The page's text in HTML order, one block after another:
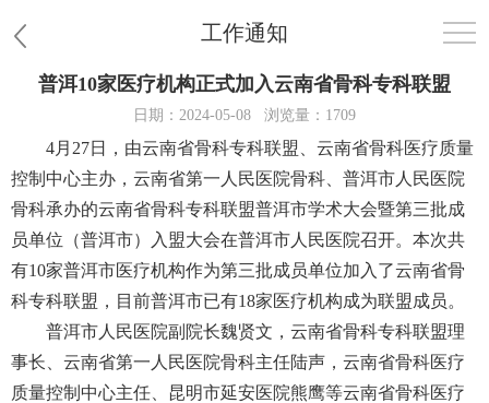
工作通知
首页
医院概况
患者服务
党群工作
护理园地
新闻中心
普洱10家医疗机构正式加入云南省骨科专科联盟
日期：2024-05-08 浏览量：1709
4月27日，由云南省骨科专科联盟、云南省骨科医疗质量
控制中心主办，云南省第一人民医院骨科、普洱市人民医院
骨科承办的云南省骨科专科联盟普洱市学术大会暨第三批成
员单位（普洱市）入盟大会在普洱市人民医院召开。本次共
有10家普洱市医疗机构作为第三批成员单位加入了云南省骨
科专科联盟，目前普洱市已有18家医疗机构成为联盟成员。
普洱市人民医院副院长魏贤文，云南省骨科专科联盟理
事长、云南省第一人民医院骨科主任陆声，云南省骨科医疗
质量控制中心主任、昆明市延安医院熊鹰等云南省骨科医疗